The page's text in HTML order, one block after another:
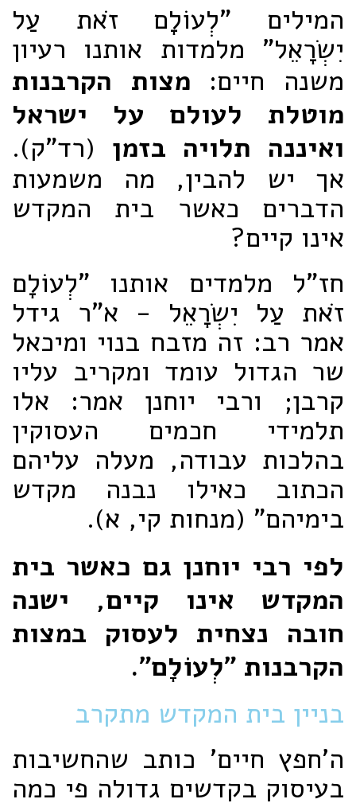
המילים "לְעוֹלָם זֹאת עַל
יִשְׂרָאֵל" מלמדות אותנו רעיון
משנה חיים: מצות הקרבנות
מוטלת לעולם על ישראל
ואיננה תלויה בזמן (רד"ק).
אך יש להבין, מה משמעות
הדברים כאשר בית המקדש
אינו קיים?
חז"ל מלמדים אותנו "לְעוֹלָם
זֹאת עַל יִשְׂרָאֵל - א"ר גידל
אמר רב: זה מזבח בנוי ומיכאל
שר הגדול עומד ומקריב עליו
קרבן; ורבי יוחנן אמר: אלו
תלמידי חכמים העסוקין
בהלכות עבודה, מעלה עליהם
הכתוב כאילו נבנה מקדש
בימיהם" (מנחות קי, א).
לפי רבי יוחנן גם כאשר בית
המקדש אינו קיים, ישנה
חובה נצחית לעסוק במצות
הקרבנות "לְעוֹלָם".
בניין בית המקדש מתקרב
ה'חפץ חיים' כותב שהחשיבות
בעיסוק בקדשים גדולה פי כמה